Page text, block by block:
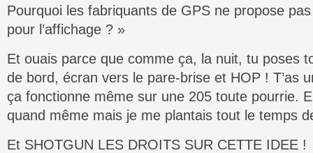
Pourquoi les fabriquants de GPS ne propose
pour l’affichage ? »
Et ouais parce que comme ça, la nuit, tu poses
de bord, écran vers le pare-brise et HOP ! T’as
ça fonctionne même sur une 205 toute pourrie.
quand même mais je me plantais tout le temps
Et SHOTGUN LES DROITS SUR CETTE IDEE !